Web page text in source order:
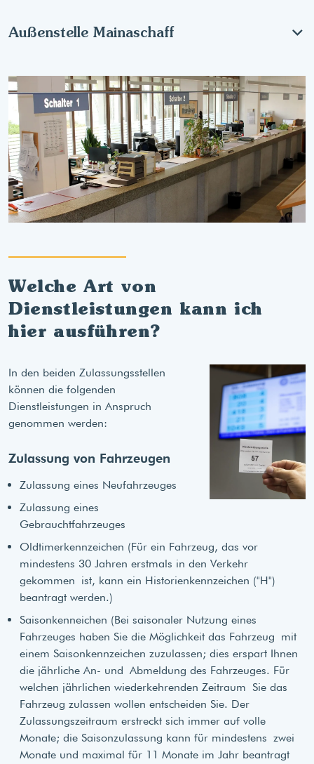
Außenstelle Mainaschaff
Welche Art von
Dienstleistungen kann ich
hier ausführen?
In den beiden Zulassungsstellen
können die folgenden
Dienstleistungen in Anspruch
genommen werden:
Zulassung von Fahrzeugen
Zulassung eines Neufahrzeuges
Zulassung eines
Gebrauchtfahrzeuges
Oldtimerkennzeichen (Für ein Fahrzeug, das vor
mindestens 30 Jahren erstmals in den Verkehr
gekommen ist, kann ein Historienkennzeichen ("H")
beantragt werden.)
Saisonkenneichen (Bei saisonaler Nutzung eines
Fahrzeuges haben Sie die Möglichkeit das Fahrzeug mit
einem Saisonkennzeichen zuzulassen; dies erspart Ihnen
die jährliche An- und Abmeldung des Fahrzeuges. Für
welchen jährlichen wiederkehrenden Zeitraum Sie das
Fahrzeug zulassen wollen entscheiden Sie. Der
Zulassungszeitraum erstreckt sich immer auf volle
Monate; die Saisonzulassung kann für mindestens zwei
Monate und maximal für 11 Monate im Jahr beantragt